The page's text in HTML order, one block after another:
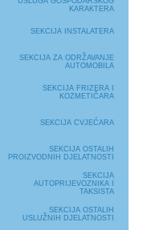
KARAKTERA
SEKCIJA INSTALATERA
SEKCIJA ZA ODRŽAVANJE
AUTOMOBILA
SEKCIJA FRIZERA I
KOZMETIČARA
SEKCIJA CVJEĆARA
SEKCIJA OSTALIH
PROIZVODNIH DJELATNOSTI
SEKCIJA
AUTOPRIJEVOZNIKA I
TAKSISTA
SEKCIJA OSTALIH
USLUŽNIH DJELATNOSTI